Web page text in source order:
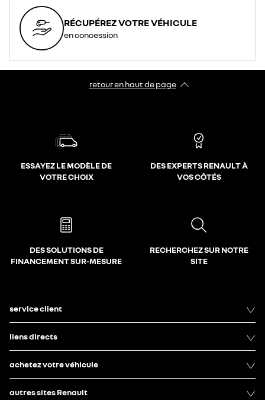
RÉCUPÉREZ VOTRE VÉHICULE
en concession
retour en haut de page​
ESSAYEZ LE MODÈLE DE
VOTRE CHOIX
DES EXPERTS RENAULT À
VOS CÔTÉS
DES SOLUTIONS DE
FINANCEMENT SUR-MESURE
RECHERCHEZ SUR NOTRE
SITE
service client
liens directs
achetez votre véhicule
autres sites Renault